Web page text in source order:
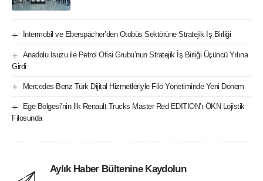
İntermobil ve Eberspächer’den Otobüs Sektörüne Stratejik İş Birliği
Anadolu Isuzu ile Petrol Ofisi Grubu’nun Stratejik İş Birliği Üçüncü Yılına
Girdi
Mercedes-Benz Türk Dijital Hizmetleriyle Filo Yönetiminde Yeni Dönem
Ege Bölgesi’nin İlk Renault Trucks Master Red EDITION’ı ÖKN Lojistik
Filosunda
Aylık Haber Bültenine Kaydolun